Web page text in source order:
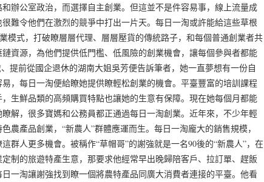
辦公室政治，而選擇自主創業。但這並不是件容易事，線上流量成
難令他們在激烈的競爭中打出一片天。每日一淘或許能給這些草根
模式，打破瞭層層代理、層層壓貨的傳統路子，和每個普通創業者共
資源，為他們提供低門檻、低風險的創業機會，讓每個參與者都能
提前從國企退休的湖南大姐吳芳便告訴筆者，她一直夢想有一份自
，每日一淘便給瞭她提供瞭輕松創業的機會。平臺豐富的培訓課程
生鮮品類的高頻購買特點也讓她的生意有保障。現在她每個月都能
解，很多寶媽和公務員都正通過每日一淘創業。近年來，不少年輕
農產品創業，“新農人”群體應運而生。每日一淘龐大的銷售規模，
群人更多機會。被稱作“草帽哥”的謝強就是一名90後的“新農人”，在
制的旅遊特產生意，那要求他經常早出晚歸陪客戶、拉訂單、趕飯
一淘讓謝強找到瞭一個將農特產品同廣大消費者連接的平臺。他看